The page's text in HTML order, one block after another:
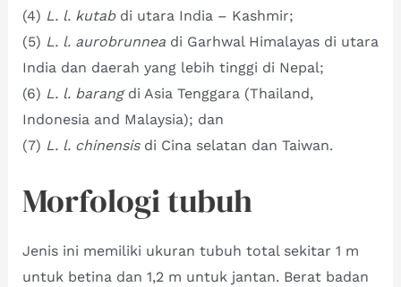
(4) L. l. kutabdi utara India – Kashmir;
(5) L. l. aurobrunneadi Garhwal Himalayas di utara
India dan daerah yang lebih tinggi di Nepal;
(6) L. l. barangdi Asia Tenggara (Thailand,
Indonesia and Malaysia); dan
(7) L. l. chinensisdi Cina selatan dan Taiwan.
Morfologi tubuh
Jenis ini memiliki ukuran tubuh total sekitar 1 m
untuk betina dan 1,2 m untuk jantan. Berat badan